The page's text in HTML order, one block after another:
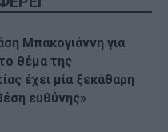
Μπακογιάννη για
θέμα της
έχει μία ξεκάθαρη
ευθύνης»